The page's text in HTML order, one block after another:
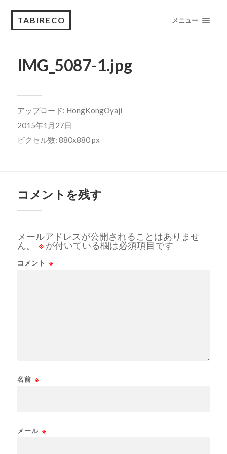
TABIRECO メニュー
IMG_5087-1.jpg
アップロード: HongKongOyaji
2015年1月27日
ピクセル数: 880x880 px
コメントを残す
メールアドレスが公開されることはありませ
ん。
※ が付いている欄は必須項目です
コメント ※
名前 ※
メール ※